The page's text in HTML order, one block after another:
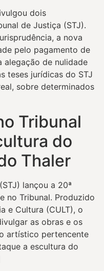
dois
de Justiça (STJ).
a nova
pelo pagamento de
alegação de nulidade
teses jurídicas do STJ
sobre determinados
Tribunal
do
Thaler
lançou a 20ª
no Tribunal. Produzido
e Cultura (CULT), o
as obras e os
artístico pertencente
a escultura do